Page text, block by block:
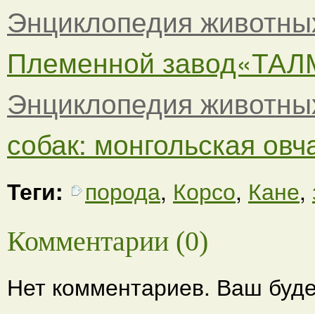
Энциклопедия
Племенной
Энциклопедия
собак: монгольская
Теги: порода, Корсо, Кане,
Комментарии (0)
Нет комментариев. Ваш